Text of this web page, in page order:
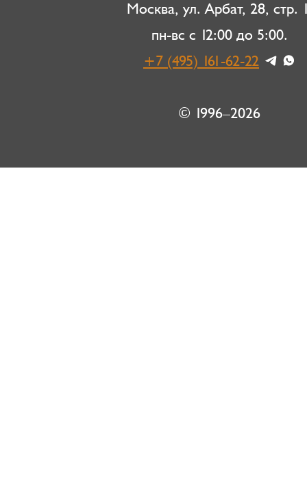
Москва, ул. Арбат, 28, стр.
пн-вс с 12:00 до 5:00.
+7 (495) 161-62-22
© 1996–2026